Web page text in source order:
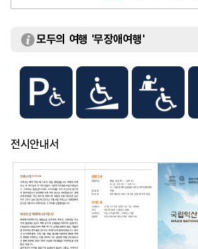
모두의 여행 '무장애여행'
전시안내서